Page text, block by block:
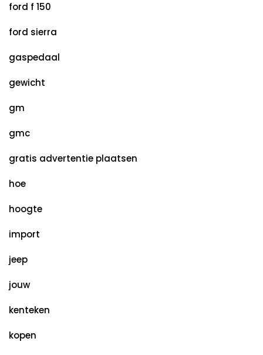
ford f 150
ford sierra
gaspedaal
gewicht
gm
gmc
gratis advertentie plaatsen
hoe
hoogte
import
jeep
jouw
kenteken
kopen